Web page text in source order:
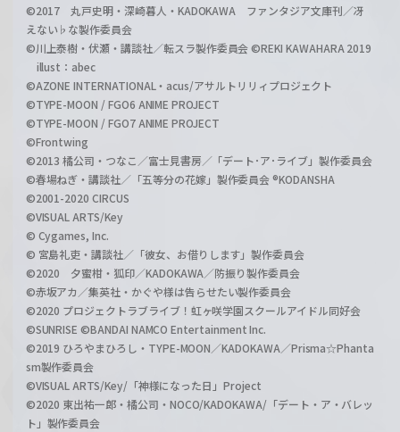
©2017 丸戸史明・深崎暮人・KADOKAWA ファンタジア文庫刊／冴
えない♭な製作委員会
©川上泰樹・伏瀬・講談社／転スラ製作委員会 ©REKI KAWAHARA 2019
illust：abec
©AZONE INTERNATIONAL・acus/アサルトリリィプロジェクト
©TYPE-MOON / FGO6 ANIME PROJECT
©TYPE-MOON / FGO7 ANIME PROJECT
©Frontwing
©2013 橘公司・つなこ／富士見書房／「デート･ア･ライブ」製作委員会
©春場ねぎ・講談社／「五等分の花嫁」製作委員会 ®KODANSHA
©2001-2020 CIRCUS
©VISUAL ARTS/Key
© Cygames, Inc.
© 宮島礼吏・講談社／「彼女、お借りします」製作委員会
©2020 夕蜜柑・狐印／KADOKAWA／防振り製作委員会
©赤坂アカ／集英社・かぐや様は告らせたい製作委員会
©2020 プロジェクトラブライブ！虹ヶ咲学園スクールアイドル同好会
©SUNRISE ©BANDAI NAMCO Entertainment Inc.
©2019 ひろやまひろし・TYPE-MOON／KADOKAWA／Prisma☆Phanta
sm製作委員会
©VISUAL ARTS/Key/「神様になった日」Project
©2020 東出祐一郎・橘公司・NOCO/KADOKAWA/「デート・ア・バレッ
ト」製作委員会